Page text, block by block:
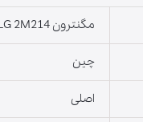
مگنترون LG 2M214 پایه سولاردوم
چین
اصلی